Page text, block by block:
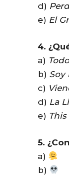
d)
e) El
4.
a)
b) Soy
c)
d) La
e)
5.
a)
b)